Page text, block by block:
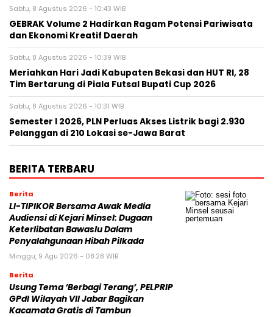
Sabtu, 8 Agustus 2026 - 10:43 WIB
GEBRAK Volume 2 Hadirkan Ragam Potensi Pariwisata
dan Ekonomi Kreatif Daerah
Sabtu, 8 Agustus 2026 - 10:39 WIB
Meriahkan Hari Jadi Kabupaten Bekasi dan HUT RI, 28
Tim Bertarung di Piala Futsal Bupati Cup 2026
Sabtu, 8 Agustus 2026 - 10:31 WIB
Semester I 2026, PLN Perluas Akses Listrik bagi 2.930
Pelanggan di 210 Lokasi se-Jawa Barat
BERITA TERBARU
Berita
LI-TIPIKOR Bersama Awak Media
Audiensi di Kejari Minsel: Dugaan
Keterlibatan Bawaslu Dalam
Penyalahgunaan Hibah Pilkada
Minggu, 9 Agu 2026 - 08:28 WIB
Berita
‎Usung Tema ‘Berbagi Terang’, PELPRIP
GPdI Wilayah VII Jabar Bagikan
Kacamata Gratis di Tambun